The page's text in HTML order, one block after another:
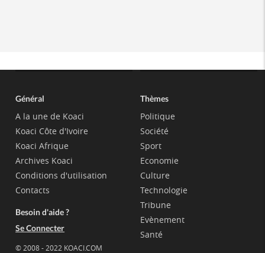
Général
A la une de Koaci
Koaci Côte d'Ivoire
Koaci Afrique
Archives Koaci
Conditions d'utilisation
Contacts
Besoin d'aide ?
Se Connecter
© 2008 - 2022 KOACI.COM
Thèmes
Politique
Société
Sport
Economie
Culture
Technologie
Tribune
Evènement
Santé